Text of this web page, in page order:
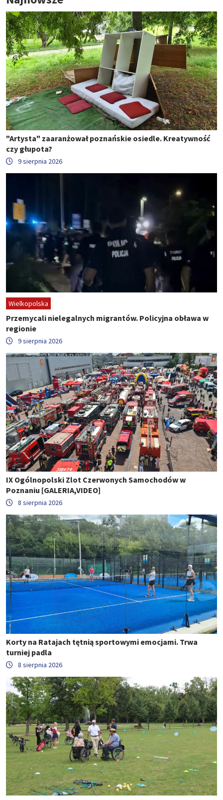
"Artysta" zaaranżował poznańskie osiedle. Kreatywność
czy głupota?
9 sierpnia 2026
Wielkopolska
Przemycali nielegalnych migrantów. Policyjna obława w
regionie
9 sierpnia 2026
IX Ogólnopolski Zlot Czerwonych Samochodów w
Poznaniu [GALERIA,VIDEO]
8 sierpnia 2026
Korty na Ratajach tętnią sportowymi emocjami. Trwa
turniej padla
8 sierpnia 2026